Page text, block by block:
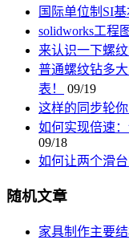
国际单位制SI
solidworks工程
来认识一下螺
普通螺纹钻多
表！
09/19
这样的同步轮
如何实现倍速
09/18
如何让两个滑
随机文章
家具制作主要